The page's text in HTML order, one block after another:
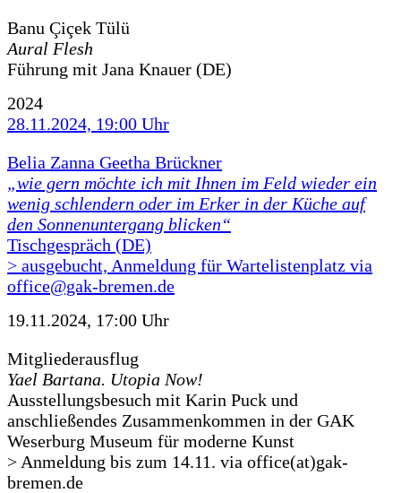
Banu Çiçek Tülü
Aural Flesh
Führung mit Jana Knauer (DE)
2024
28.11.2024, 19:00 Uhr
Belia Zanna Geetha Brückner
„wie gern möchte ich mit Ihnen im Feld wieder ein
wenig schlendern oder im Erker in der Küche auf
den Sonnenuntergang blicken“
Tischgespräch (DE)
> ausgebucht, Anmeldung für Wartelistenplatz via
office@gak-bremen.de
19.11.2024, 17:00 Uhr
Mitgliederausflug
Yael Bartana. Utopia Now!
Ausstellungsbesuch mit Karin Puck und
anschließendes Zusammenkommen in der GAK
Weserburg Museum für moderne Kunst
> Anmeldung bis zum 14.11. via office(at)gak-
bremen.de